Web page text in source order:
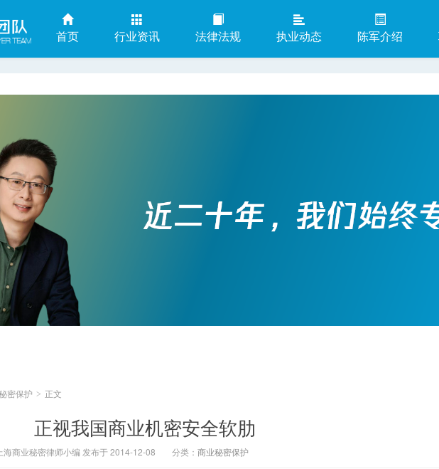
首页 行业资讯 法律法规 执业动态 陈军介绍
密保护 > 正文
正视我国商业机密安全软肋
海商业秘密律师小编 发布于 2014-12-08 分类： 商业秘密保护